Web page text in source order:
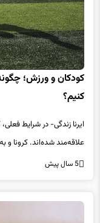
کودکان و ورزش؛
کنیم؟
ایرنا زندگی- در شرایط
علاقه‌مند شده‌اند. کرونا و
5 سال پیش